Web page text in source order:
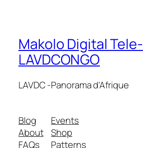
Makolo Digital Tele-
LAVDCONGO
LAVDC -Panorama d'Afrique
Blog
About
FAQs
Events
Shop
Patterns